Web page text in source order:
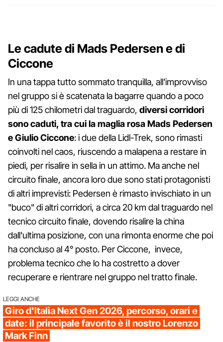
Le cadute di Mads Pedersen e di
Ciccone
In una tappa tutto sommato tranquilla, all'improvviso
nel gruppo si è scatenata la bagarre quando a poco
più di 125 chilometri dal traguardo, diversi corridori
sono caduti, tra cui la maglia rosa Mads Pedersen
e Giulio Ciccone: i due della Lidl-Trek, sono rimasti
coinvolti nel caos, riuscendo a malapena a restare in
piedi, per risalire in sella in un attimo. Ma anche nel
circuito finale, ancora loro due sono stati protagonisti
di altri imprevisti: Pedersen è rimasto invischiato in un
"buco" di altri corridori, a circa 20 km dal traguardo nel
tecnico circuito finale, dovendo risalire la china
dall'ultima posizione, con una rimonta enorme che poi
ha concluso al 4° posto. Per Ciccone, invece,
problema tecnico che lo ha costretto a dover
recuperare e rientrare nel gruppo nel tratto finale.
LEGGI ANCHE
Giro d'Italia Next Gen 2026, percorso, orari e
date: il principale favorito è il nostro Lorenzo
Mark Finn